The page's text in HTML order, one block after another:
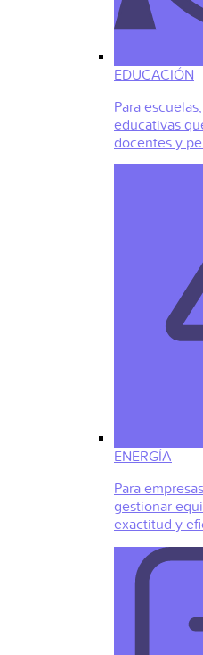
EDUCACIÓN
Para
educativas
docentes y
ENERGÍA
Para
gestionar
exactitud y